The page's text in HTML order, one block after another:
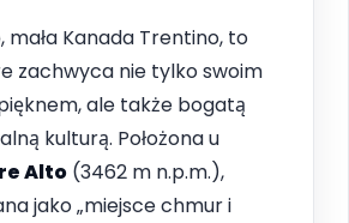
, mała Kanada Trentino, to
zachwyca nie tylko swoim
ale także bogatą
kulturą. Położona u
Alto (3462 m n.p.m.),
jako „miejsce chmur i